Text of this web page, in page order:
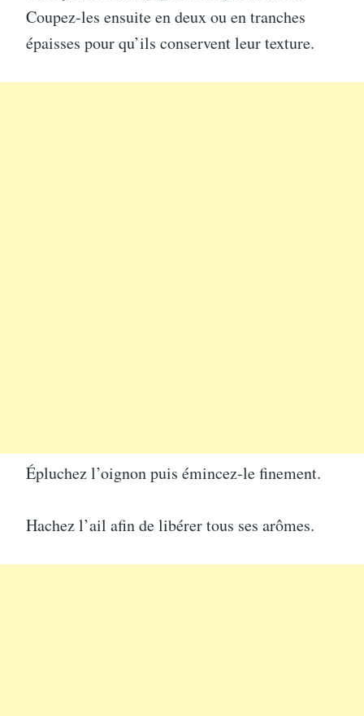
Coupez-les ensuite en deux ou en tranches
épaisses pour qu’ils conservent leur texture.
Épluchez l’oignon puis émincez-le finement.
Hachez l’ail afin de libérer tous ses arômes.